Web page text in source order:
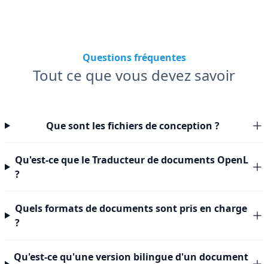
Questions fréquentes
Tout ce que vous devez savoir
Que sont les fichiers de conception ?
Qu'est-ce que le Traducteur de documents OpenL
?
Quels formats de documents sont pris en charge
?
Qu'est-ce qu'une version bilingue d'un document